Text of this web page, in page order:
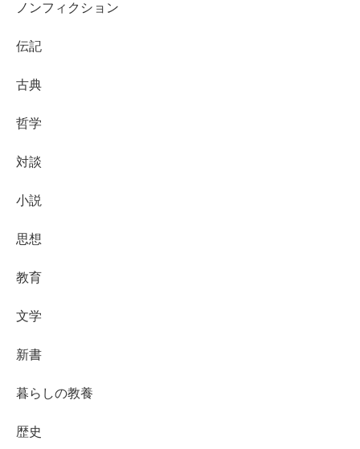
ノンフィクション
伝記
古典
哲学
対談
小説
思想
教育
文学
新書
暮らしの教養
歴史